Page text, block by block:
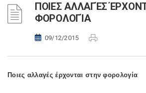
ΠΟΙΕΣ ΑΛΛΑΓΈΣ
ΦΟΡΟΛΟΓΊΑ
09/12/2015
Ποιες αλλαγές έρχονται στην φορολογία